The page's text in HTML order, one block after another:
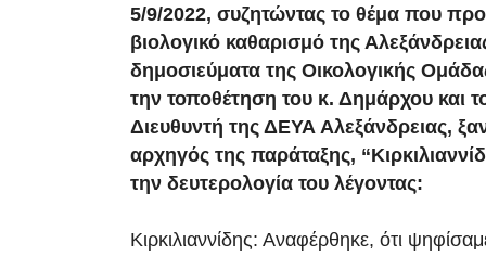
5/9/2022, συζητώντας το θέμα που
βιολογικό καθαρισμό της
δημοσιεύματα της Οικολογικής
την τοποθέτηση του κ. Δημάρχου και
Διευθυντή της ΔΕΥΑ Αλεξάνδρειας,
αρχηγός της παράταξης,
την δευτερολογία του λέγοντας:
Κιρκιλιαννίδης: Αναφέρθηκε, ότι